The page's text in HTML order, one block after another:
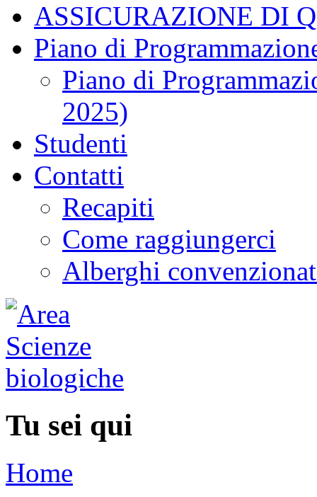
ASSICURAZIONE DI
Piano di
Piano di
2025)
Studenti
Contatti
Recapiti
Come raggiungerci
Alberghi
Tu sei qui
Home